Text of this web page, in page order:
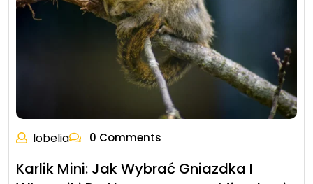
lobelia 0 Comments
Karlik Mini: Jak Wybrać Gniazdka I